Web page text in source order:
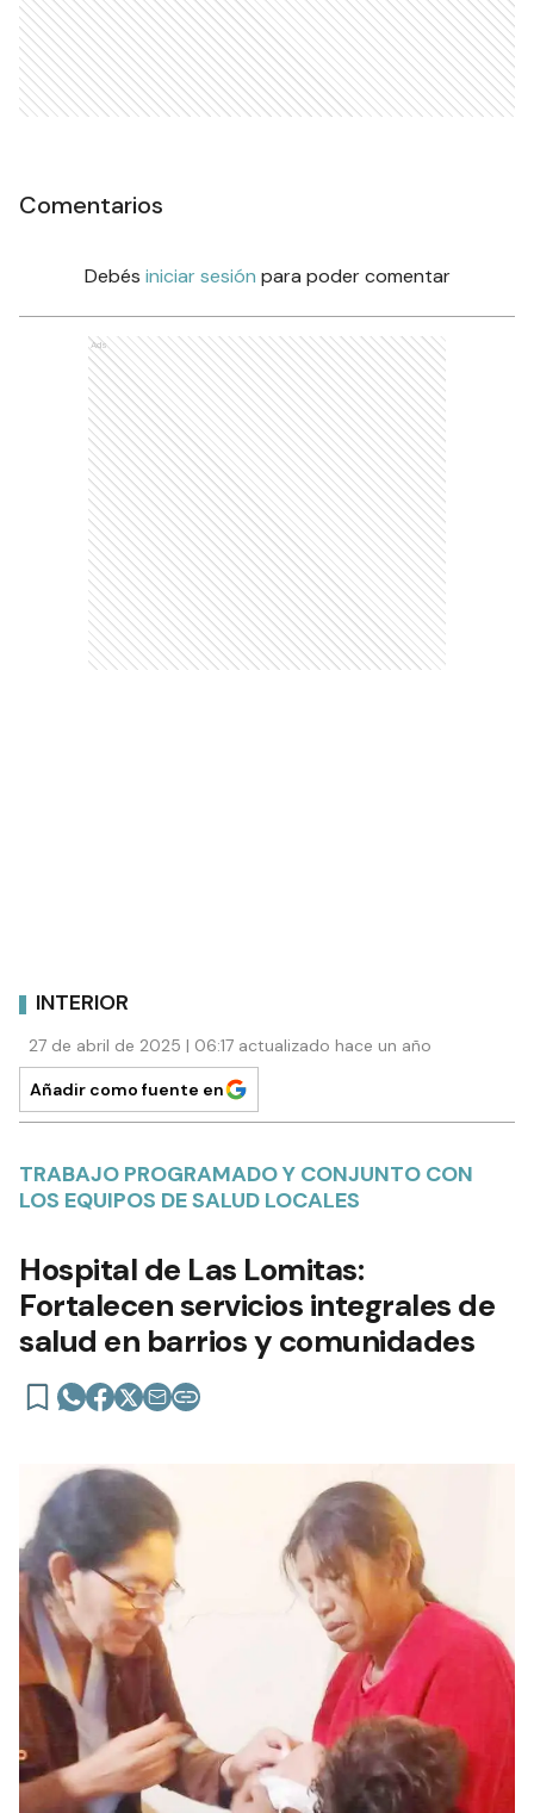
Comentarios
Debés iniciar sesión para poder comentar
Ads
INTERIOR
27 de abril de 2025 | 06:17 actualizado hace un año
Añadir como fuente en
TRABAJO PROGRAMADO Y CONJUNTO CON
LOS EQUIPOS DE SALUD LOCALES
Hospital de Las Lomitas:
Fortalecen servicios integrales de
salud en barrios y comunidades